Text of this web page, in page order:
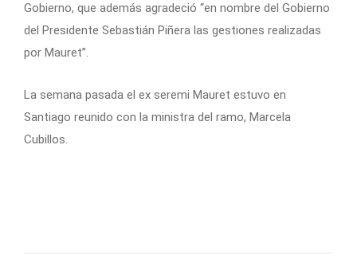
Gobierno, que además agradeció “en nombre del Gobierno
del Presidente Sebastián Piñera las gestiones realizadas
por Mauret”.
La semana pasada el ex seremi Mauret estuvo en
Santiago reunido con la ministra del ramo, Marcela
Cubillos.